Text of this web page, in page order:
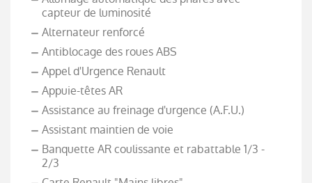
capteur de luminosité
Alternateur renforcé
Antiblocage des roues ABS
Appel d'Urgence Renault
Appuie-têtes AR
Assistance au freinage d'urgence (A.F.U.)
Assistant maintien de voie
Banquette AR coulissante et rabattable 1/3 -
2/3